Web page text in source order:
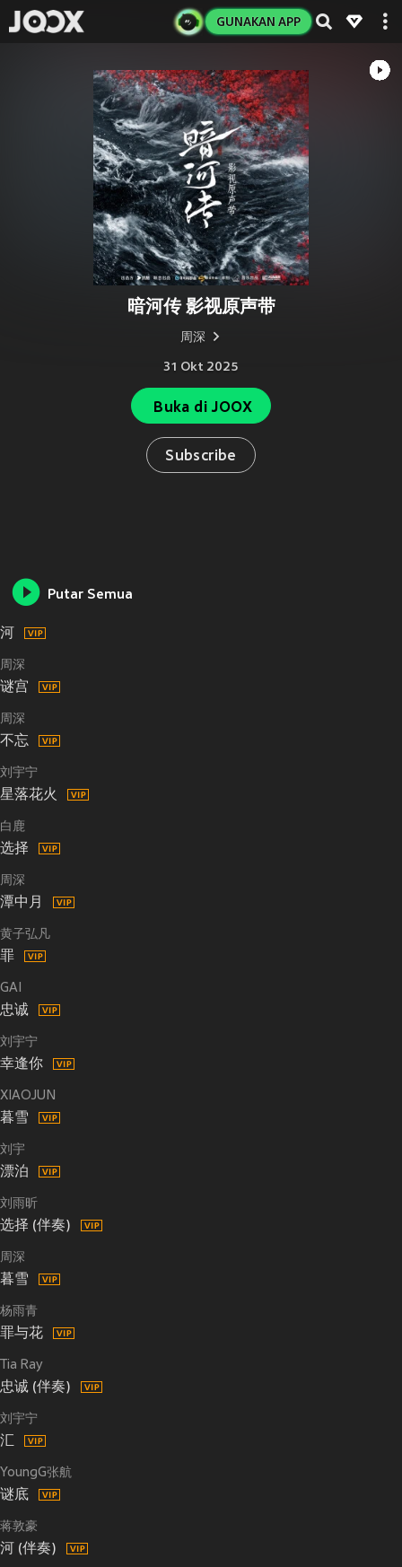
GUNAKAN APP
暗河传 影视原声带
周深
31 Okt 2025
Buka di JOOX
Subscribe
Putar Semua
河
周深
谜宫
周深
不忘
刘宇宁
星落花火
白鹿
选择
周深
潭中月
黄子弘凡
罪
GAI
忠诚
刘宇宁
幸逢你
XIAOJUN
暮雪
刘宇
漂泊
刘雨昕
选择 (伴奏)
周深
暮雪
杨雨青
罪与花
Tia Ray
忠诚 (伴奏)
刘宇宁
汇
YoungG张航
谜底
蒋敦豪
河 (伴奏)